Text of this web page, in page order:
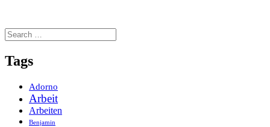
Search
for:
Tags
Adorno
Arbeit
Arbeiten
Benjamin